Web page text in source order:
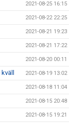
2021-08-25 16:15
2021-08-22 22:25
2021-08-21 19:23
2021-08-21 17:22
2021-08-20 00:11
2021-08-19 13:02
2021-08-18 11:04
2021-08-15 20:48
2021-08-15 19:21